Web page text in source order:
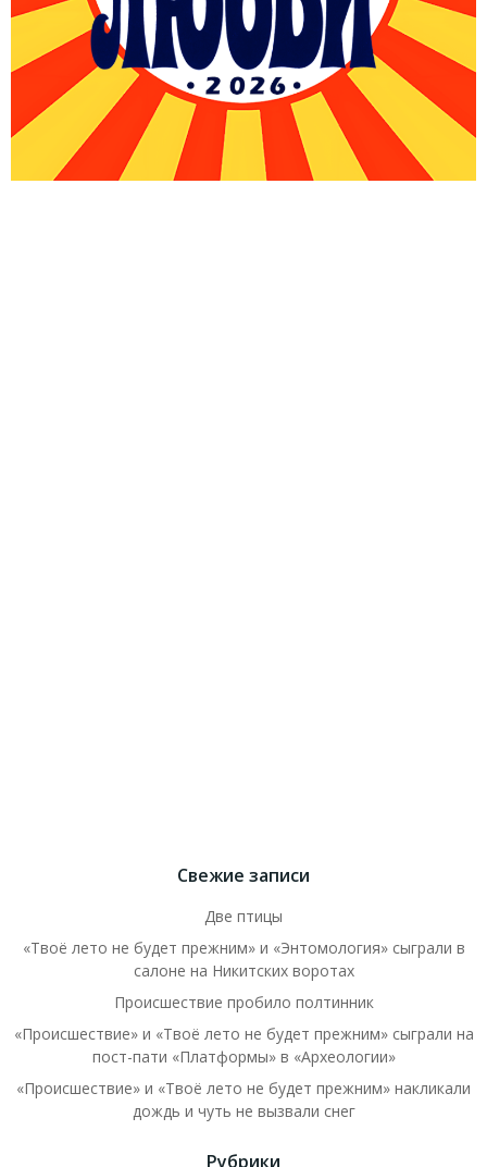
Свежие записи
Две птицы
«Твоё лето не будет прежним» и «Энтомология» сыграли в
салоне на Никитских воротах
Происшествие пробило полтинник
«Происшествие» и «Твоё лето не будет прежним» сыграли на
пост-пати «Платформы» в «Археологии»
«Происшествие» и «Твоё лето не будет прежним» накликали
дождь и чуть не вызвали снег
Рубрики